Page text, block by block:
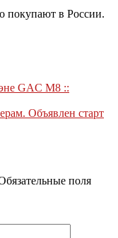
покупают в России.
GAC M8 ::
Объявлен старт
поля